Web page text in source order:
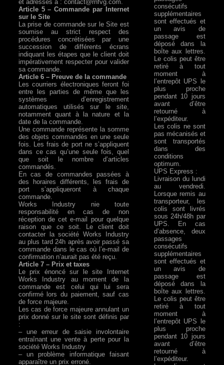
et adresses à : contact@rnfvg.com
Article 5 – Commande par Internet
sur le Site
La prise de commande sur le Site est
soumise au strict respect des
procédures concrétisées par une
succession de différents écrans
indiquant les étapes que le client doit
impérativement respecter pour valider
sa commande.
Article 6 – Preuve de la commande
Les courriers électroniques feront foi
entre les parties de même que les
systèmes d’enregistrement
automatiques utilisés sur le site,
notamment quant à la nature et la
date de la commande.
Une commande représente la somme
des objets commandés en une seule
fois. Les frais de port ne s’appliquent
dans ce cas qu’une seule fois, quel
que soit le nombre d’articles
commandés.
En cas de commandes passées à
des horaires différents, les frais de
port s’appliqueront à chaque
commande.
Works Industry nie toute
responsabilité en cas de non
réception de cet e-mail pour quelque
raison que ce soit. Le client doit
contacter la société Works Industry
au plus tard 24h après avoir passé sa
commande dans le cas où l’e-mail de
confirmation n’aurait pas été reçu.
Article 7 – Prix et taxes
Le prix énoncé sur le site Internet
Works Industry au moment de la
commande est celui qui lui sera
confirmé lors du paiement, sauf cas
de force majeure.
Les cas de force majeure annulant un
prix donné sur le site sont définis par
:
– une erreur de saisie involontaire
entraînant une vente à perte pour la
société Works Industry
– un problème informatique faisant
apparaître un prix erroné.
consécutifs
supplémentaires
sont effectués et
un avis de
passage est
déposé dans la
boîte aux lettres.
Le colis peut être
retiré à tout
moment à
l’entrepôt UPS le
plus proche
pendant 10 jours
avant d’être
retourné à
l’expéditeur.
Les colis ne sont
pas mécanisés et
sont transportés
dans des
conditions
optimum.
UPS Express :
Livraison du lundi
au vendredi.
Lorsque remis au
transporteur, les
colis sont livrés
sous 24h/48h par
UPS. En cas
d’absence, deux
passages
consécutifs
supplémentaires
sont effectués et
un avis de
passage est
déposé dans la
boîte aux lettres.
Le colis peut être
retiré à tout
moment à
l’entrepôt UPS le
plus proche
pendant 10 jours
avant d’être
retourné à
l’expéditeur.